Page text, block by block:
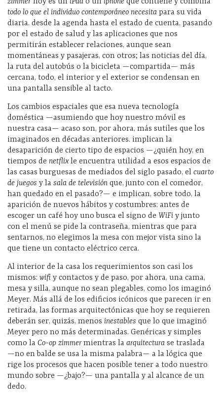
todo lo que el individuo contemporáneo necesita para su vida
diaria. desde la agenda hasta el estado de cuenta, pasando
por el estado de salud y las aplicaciones que nos
permitirán establecer relaciones, aunque sean
momentáneas y pasajeras, con otros; las noticias del día,
la ruta del autobús o la bicicleta —compartida— más
cercana, todo, el interior y el exterior se condensan en
una pantalla sensible al tacto.
Los cambios espaciales que esa nueva tecnología
doméstica —asumiendo que hoy nuestro móvil es
nuestra casa— acaso son, por ahora, más sutiles que los
imaginados en décadas anteriores. implican la
desaparición de cierto tipo de espacios —¿quién hoy, en
tiempos de netflix le encuentra utilidad a esos espacios de
las casas burguesas de mediados del siglo pasado, el cuarto
de juegos y la sala de televisión que, junto con el comedor,
han quedado en el pasado?— e implican, sobre todo, la
aparición de nuevos hábitos y costumbres: antes de
escoger un café hoy uno busca el signo de WiFi y junto
con el menú se pide la contraseña, mientras que para
sentarnos, no elegimos la mesa con mejor vista sino la
que tiene un contacto eléctrico cerca.
Al interior de la casa los requerimientos son casi los
mismos: wifi y contactos y de paso, por ahora, una cama,
mesa y silla, aunque no sean plegables, como los imaginó
Meyer. Más allá de los edificios icónicos que parecen ir en
retirada, las formas arquitectónicas que hoy se requieren
deberán ser, quizás, menos inestables que lo que imaginó
Meyer pero no más determinadas. Genéricas y simples
como la Co-op zimmermientras la arquitectura se traslada
—no en balde se usa la misma palabra— a la lógica que
rige los procesos que hacen posible tener a todo nuestro
mundo sobre —¿bajo?— una pantalla y al alcance de un
dedo.